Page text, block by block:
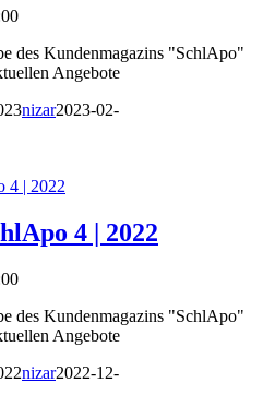
des Kundenmagazins "SchlApo"
Angebote
nizar2023-02-
4 | 2022
4 | 2022
des Kundenmagazins "SchlApo"
Angebote
nizar2022-12-